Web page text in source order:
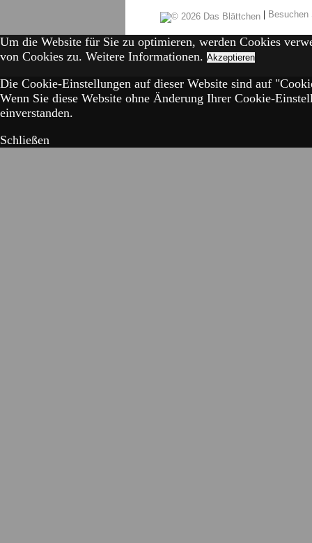
|
Um die Website für Sie zu optimieren, werden Cookies
von Cookies zu. Weitere Informationen. Akzeptieren
Die Cookie-Einstellungen auf dieser Website sind auf
Wenn Sie diese Website ohne Änderung Ihrer Cookie-
einverstanden.
Schließen